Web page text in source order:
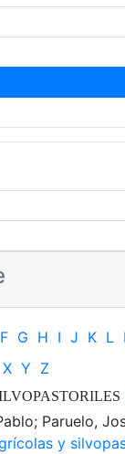
F G H I J K L
X Y Z
Paruelo,
y